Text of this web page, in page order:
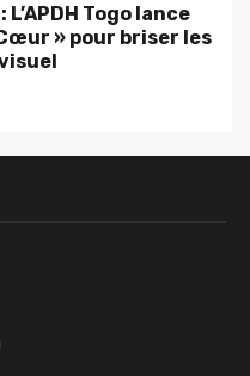
Togo lance
» pour briser les